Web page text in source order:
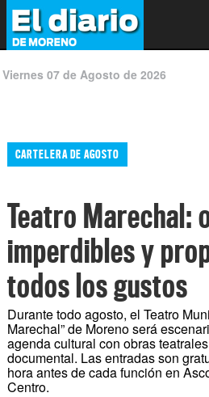
Viernes 07 de Agosto de 2026
CARTELERA DE AGOSTO
Teatro Marechal:
imperdibles y
todos los gustos
Durante todo agosto, el Teatro
Marechal” de Moreno será
agenda cultural con obras
documental. Las entradas son
hora antes de cada función en
Centro.